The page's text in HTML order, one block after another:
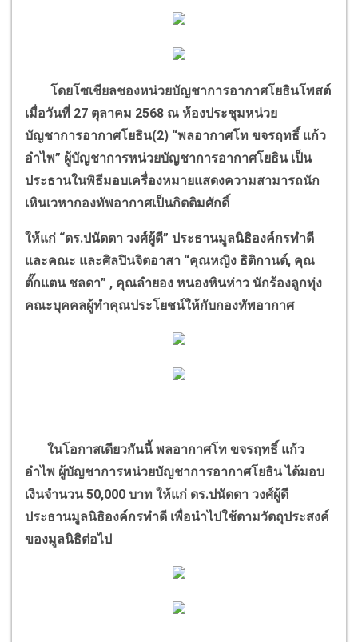
โดยโซเชียลชองหน่วยบัญชาการอากาศโยธินโพสต์
เมื่อวันที่ 27 ตุลาคม 2568 ณ ห้องประชุมหน่วย
บัญชาการอากาศโยธิน(2) “พลอากาศโท ขจรฤทธิ์ แก้ว
อำไพ” ผู้บัญชาการหน่วยบัญชาการอากาศโยธิน เป็น
ประธานในพิธีมอบเครื่องหมายแสดงความสามารถนัก
เหินเวหากองทัพอากาศเป็นกิตติมศักดิ์
ให้แก่ “ดร.ปนัดดา วงศ์ผู้ดี” ประธานมูลนิธิองค์กรทำดี
และคณะ และศิลปินจิตอาสา “คุณหญิง ธิติกานต์, คุณ
ตั๊กแตน ชลดา” , คุณลำยอง หนองหินห่าว นักร้องลูกทุ่ง
คณะบุคคลผู้ทำคุณประโยชน์ให้กับกองทัพอากาศ
ในโอกาสเดียวกันนี้ พลอากาศโท ขจรฤทธิ์ แก้ว
อำไพ ผู้บัญชาการหน่วยบัญชาการอากาศโยธิน ได้มอบ
เงินจำนวน50,000 บาท ให้แก่ ดร.ปนัดดา วงศ์ผู้ดี
ประธานมูลนิธิองค์กรทำดี เพื่อนำไปใช้ตามวัตถุประสงค์
ของมูลนิธิต่อไป